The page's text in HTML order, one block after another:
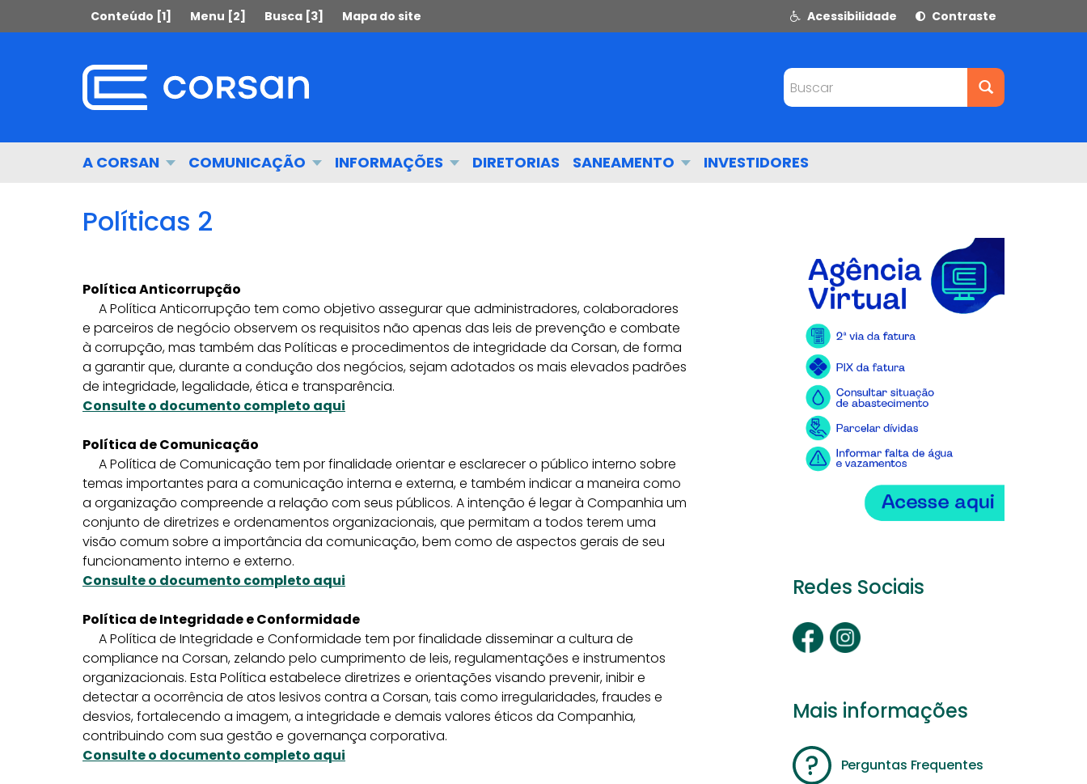
para
menu
para
Conteúdo [1] Menu [2] Busca [3] Mapa do site Acessibilidade Contraste
Buscar
do
A CORSAN COMUNICAÇÃO INFORMAÇÕES DIRETORIAS SANEAMENTO INVESTIDORES
Políticas 2
Política Anticorrupção
A Política Anticorrupção tem como objetivo assegurar que administradores, colaboradores
e parceiros de negócio observem os requisitos não apenas das leis de prevenção e combate
à corrupção, mas também das Políticas e procedimentos de integridade da Corsan, de forma
a garantir que, durante a condução dos negócios, sejam adotados os mais elevados padrões
de integridade, legalidade, ética e transparência.
Consulte o documento completo aqui
Política de Comunicação
A Política de Comunicação tem por finalidade orientar e esclarecer o público interno sobre
temas importantes para a comunicação interna e externa, e também indicar a maneira como
a organização compreende a relação com seus públicos. A intenção é legar à Companhia um
conjunto de diretrizes e ordenamentos organizacionais, que permitam a todos terem uma
visão comum sobre a importância da comunicação, bem como de aspectos gerais de seu
funcionamento interno e externo.
Consulte o documento completo aqui
Política de Integridade e Conformidade
A Política de Integridade e Conformidade tem por finalidade disseminar a cultura de
compliance na Corsan, zelando pelo cumprimento de leis, regulamentações e instrumentos
organizacionais. Esta Política estabelece diretrizes e orientações visando prevenir, inibir e
detectar a ocorrência de atos lesivos contra a Corsan, tais como irregularidades, fraudes e
desvios, fortalecendo a imagem, a integridade e demais valores éticos da Companhia,
contribuindo com sua gestão e governança corporativa.
Consulte o documento completo aqui
Redes Sociais
Mais informações
Perguntas Frequentes